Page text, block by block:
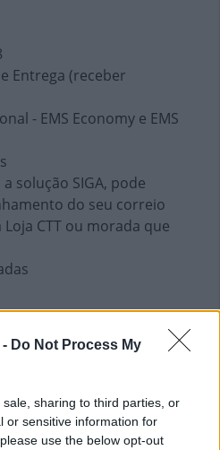
Do Not Process My
sharing to third parties, or
or sensitive information for
use the below opt-out
Entrega (receber
- EMS Economy e EMS
a solução SIGA, pode
do seu correio
CTT ou morada que